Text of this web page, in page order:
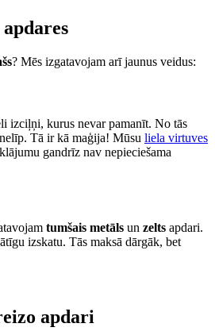
apdares
? Mēs izgatavojam arī jaunus veidus:
izciļņi, kurus nevar pamanīt. No tās
Tā ir kā maģija! Mūsu liela virtuves
gandrīz nav nepieciešama
tumšais metāls un zelts apdari.
izskatu. Tās maksā dārgāk, bet
apdari